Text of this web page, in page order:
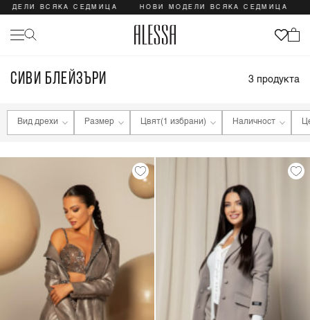
ВСЯКА СЕДМИЦА НОВИ МОДЕЛИ ВСЯКА СЕДМИЦА
СИВИ БЛЕЙЗЪРИ 3продукта
Вид дрехи Размер Цвят(1 избрани) Наличност